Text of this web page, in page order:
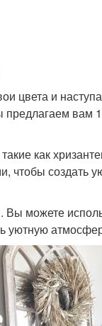
цвета и
вам
как
чтобы создать
можете
уютную